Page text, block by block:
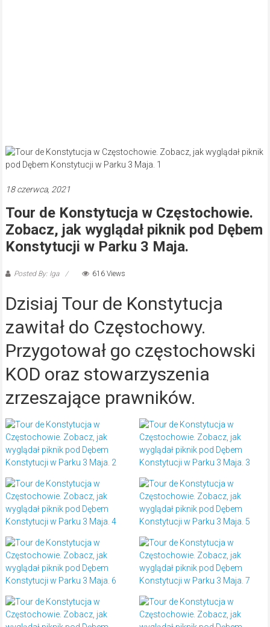
18 czerwca, 2021
Tour de Konstytucja w Częstochowie.
Zobacz, jak wyglądał piknik pod Dębem
Konstytucji w Parku 3 Maja.
Posted By: Iga 616 Views
Dzisiaj Tour de Konstytucja
zawitał do Częstochowy.
Przygotował go częstochowski
KOD oraz stowarzyszenia
zrzeszające prawników.